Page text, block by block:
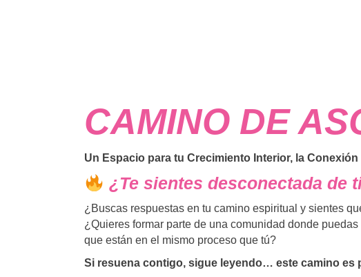
CAMINO DE
Un Espacio para tu Crecimiento Interior, la
¿Te sientes desconectada de
¿Buscas respuestas en tu camino espiritual y sientes
¿Quieres formar parte de una comunidad donde
que están en el mismo proceso que tú?
Si resuena contigo, sigue leyendo… este camino es